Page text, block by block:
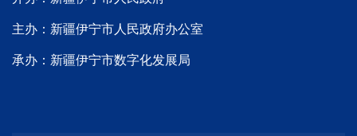
主办：新疆伊宁市人民政府办公室
承办：新疆伊宁市数字化发展局